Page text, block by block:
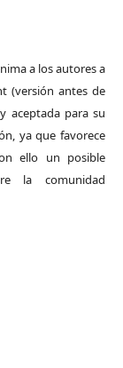
a los autores a
(versión antes de
aceptada para su
ya que favorece
ello un posible
la comunidad